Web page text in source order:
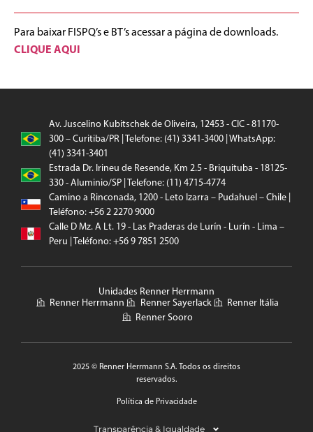
Para baixar FISPQ’s e BT’s acessar a página de downloads.
CLIQUE AQUI
Av. Juscelino Kubitschek de Oliveira, 12453 - CIC - 81170-
300 – Curitiba/PR | Telefone: (41) 3341-3400 | WhatsApp:
(41) 3341-3401
Estrada Dr. Irineu de Resende, Km 2.5 - Briquituba - 18125-
330 - Aluminio/SP | Telefone: (11) 4715-4774
Camino a Rinconada, 1200 - Leto Izarra – Pudahuel – Chile |
Teléfono: +56 2 2270 9000
Calle D Mz. A Lt. 19 - Las Praderas de Lurín - Lurín - Lima –
Peru | Teléfono: +56 9 7851 2500
Unidades Renner Herrmann
Renner Herrmann
Renner Sayerlack
Renner Itália
Renner Sooro
2025 © Renner Herrmann S.A. Todos os direitos
reservados.
Política de Privacidade
Transparência & Igualdade